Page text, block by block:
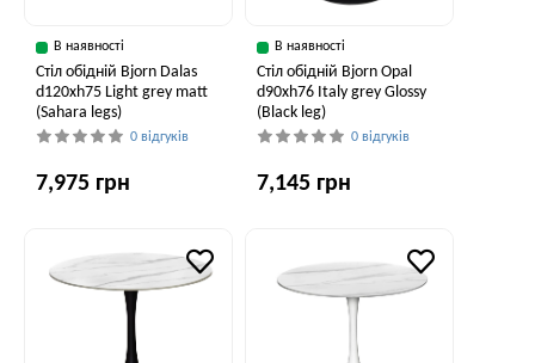
В наявності
Стіл обідній Bjorn Dalas
d120xh75 Light grey matt
(Sahara legs)
0 відгуків
7,975 грн
В наявності
Стіл обідній Bjorn Opal
d90хh76 Italy grey Glossy
(Black leg)
0 відгуків
7,145 грн